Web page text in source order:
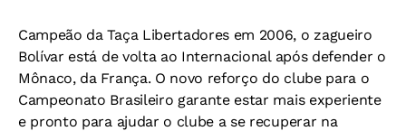
Campeão da Taça Libertadores em 2006, o zagueiro
Bolívar está de volta ao Internacional após defender o
Mônaco, da França. O novo reforço do clube para o
Campeonato Brasileiro garante estar mais experiente
e pronto para ajudar o clube a se recuperar na